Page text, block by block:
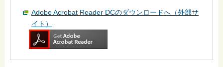
Adobe Acrobat Reader DCのダウンロードへ（外部サ
イト）